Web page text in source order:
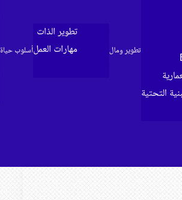
التحتية
تطوير ومال
تطوير الذات
مهارات العملأسلوب حياة